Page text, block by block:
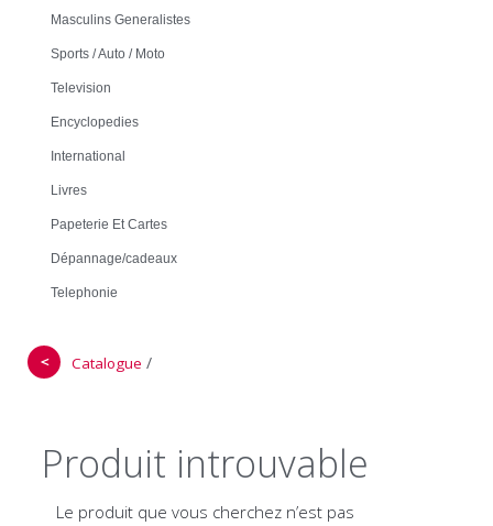
Masculins Generalistes
Sports / Auto / Moto
Television
Encyclopedies
International
Livres
Papeterie Et Cartes
Dépannage/cadeaux
Telephonie
＜ Catalogue /
Produit introuvable
Le produit que vous cherchez n’est pas